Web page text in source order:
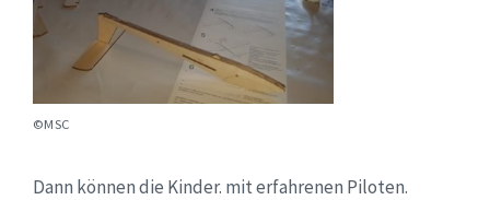
©MSC
Dann können die Kinder. mit erfahrenen Piloten.